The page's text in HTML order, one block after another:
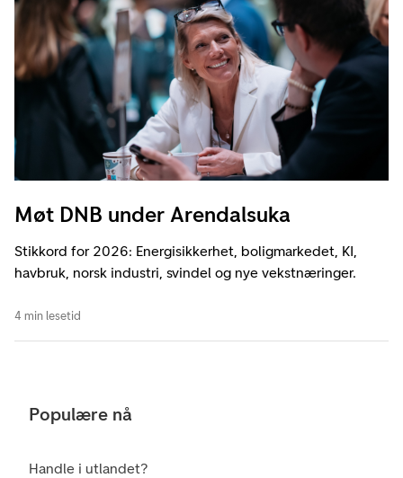
Møt DNB under Arendalsuka
Stikkord for 2026: Energisikkerhet, boligmarkedet, KI,
havbruk, norsk industri, svindel og nye vekstnæringer.
4 min lesetid
Populære nå
Handle i utlandet?